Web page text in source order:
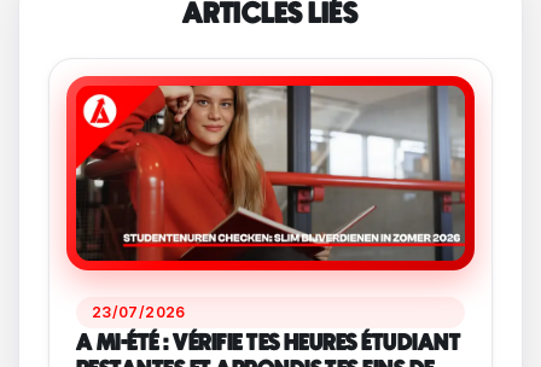
ARTICLES LIÉS
23/07/2026
A MI-ÉTÉ : VÉRIFIE TES HEURES ÉTUDIANT